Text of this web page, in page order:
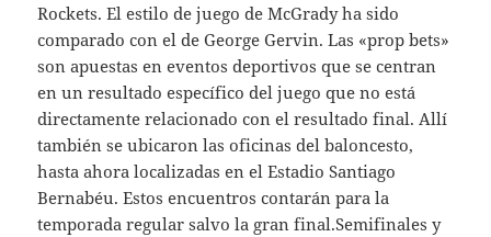
Rockets. El estilo de juego de McGrady ha sido
comparado con el de George Gervin. Las «prop bets»
son apuestas en eventos deportivos que se centran
en un resultado específico del juego que no está
directamente relacionado con el resultado final. Allí
también se ubicaron las oficinas del baloncesto,
hasta ahora localizadas en el Estadio Santiago
Bernabéu. Estos encuentros contarán para la
temporada regular salvo la gran final.Semifinales y